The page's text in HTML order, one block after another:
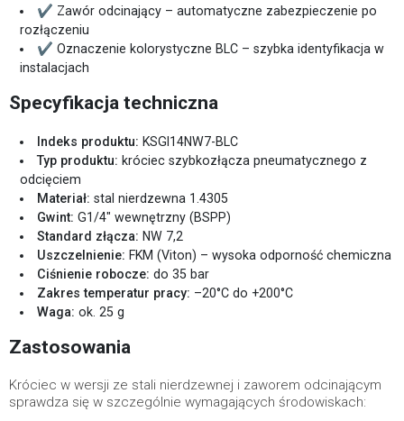
✔ Zawór odcinający – automatyczne zabezpieczenie po
rozłączeniu
✔ Oznaczenie kolorystyczne BLC – szybka identyfikacja w
instalacjach
Specyfikacja techniczna
Indeks produktu: KSGI14NW7-BLC
Typ produktu: króciec szybkozłącza pneumatycznego z
odcięciem
Materiał: stal nierdzewna 1.4305
Gwint: G1/4" wewnętrzny (BSPP)
Standard złącza: NW 7,2
Uszczelnienie: FKM (Viton) – wysoka odporność chemiczna
Ciśnienie robocze: do 35 bar
Zakres temperatur pracy: –20°C do +200°C
Waga: ok. 25 g
Zastosowania
Króciec w wersji ze stali nierdzewnej i zaworem odcinającym
sprawdza się w szczególnie wymagających środowiskach: